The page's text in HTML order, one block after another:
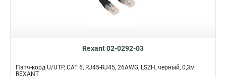
Rexant 02-0292-03
Патч-корд U/UTP, CAT 6, RJ45-RJ45, 26AWG, LSZH, черный, 0,3м
REXANT